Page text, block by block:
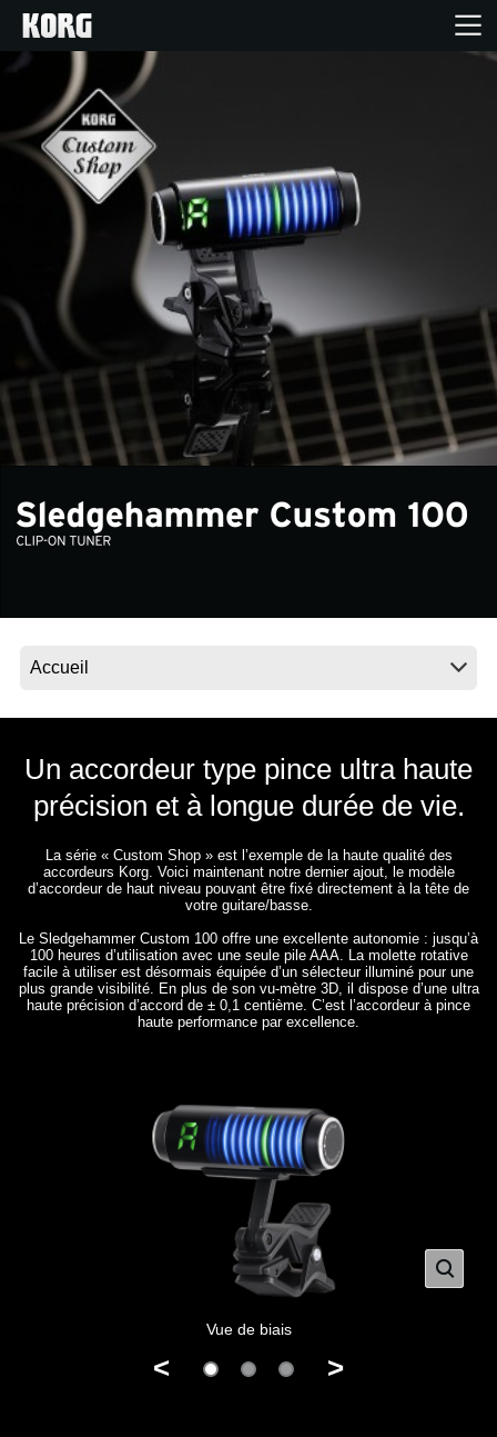
Accueil
Produits
Evénements
Où acheter ?
News
A propos de Korg
Un accordeur type pince ultra haute
précision et à longue durée de vie.
La série « Custom Shop » est l’exemple de la haute qualité des
accordeurs Korg. Voici maintenant notre dernier ajout, le modèle
d’accordeur de haut niveau pouvant être fixé directement à la tête de
votre guitare/basse.
Le Sledgehammer Custom 100 offre une excellente autonomie : jusqu’à
100 heures d’utilisation avec une seule pile AAA. La molette rotative
facile à utiliser est désormais équipée d’un sélecteur illuminé pour une
plus grande visibilité. En plus de son vu-mètre 3D, il dispose d’une ultra
haute précision d’accord de ± 0,1 centième. C’est l’accordeur à pince
haute performance par excellence.
Vue de biais
< >